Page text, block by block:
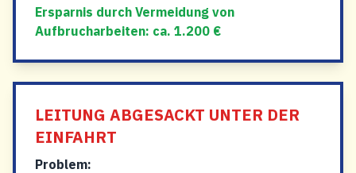
Ersparnis durch Vermeidung von
Aufbrucharbeiten: ca. 1.200 €
LEITUNG ABGESACKT UNTER DER
EINFAHRT
Problem: